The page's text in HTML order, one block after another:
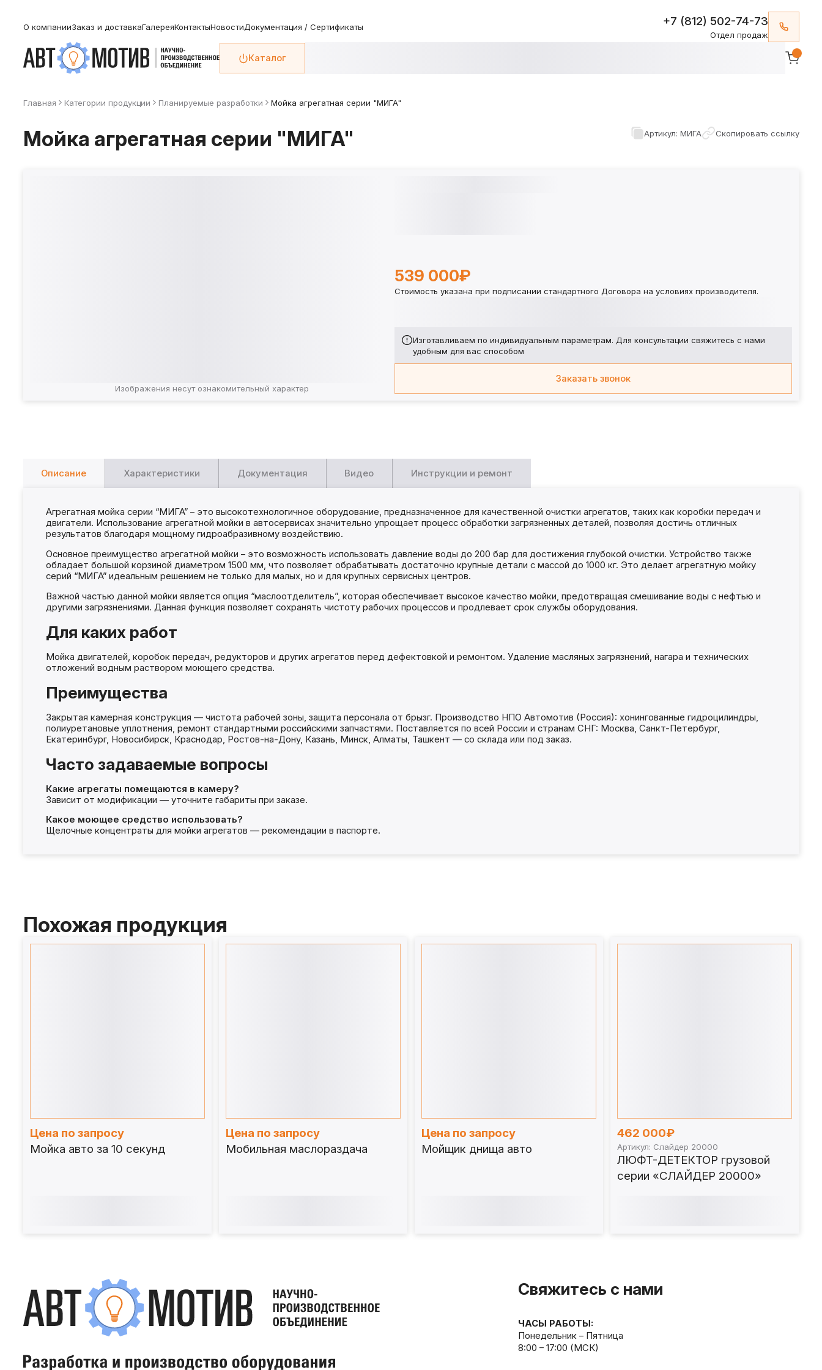
О компанииЗаказ и доставкаГалереяКонтактыНовостиДокументация / Сертификаты +7 (812) 502-74-73
Отдел продаж
Каталог
Главная Категории продукции Планируемые разработки Мойка агрегатная серии "МИГА"
Мойка агрегатная серии "МИГА" Артикул: МИГА Скопировать ссылку
Изображения несут ознакомительный характер
539 000₽
Стоимость указана при подписании стандартного Договора на условиях производителя.
Изготавливаем по индивидуальным параметрам. Для консультации свяжитесь с нами
удобным для вас способом
Заказать звонок
Описание Характеристики Документация Видео Инструкции и ремонт
Агрегатная мойка серии “МИГА” – это высокотехнологичное оборудование, предназначенное для качественной очистки агрегатов, таких как коробки передач и
двигатели. Использование агрегатной мойки в автосервисах значительно упрощает процесс обработки загрязненных деталей, позволяя достичь отличных
результатов благодаря мощному гидроабразивному воздействию.
Основное преимущество агрегатной мойки – это возможность использовать давление воды до 200 бар для достижения глубокой очистки. Устройство также
обладает большой корзиной диаметром 1500 мм, что позволяет обрабатывать достаточно крупные детали с массой до 1000 кг. Это делает агрегатную мойку
серий “МИГА” идеальным решением не только для малых, но и для крупных сервисных центров.
Важной частью данной мойки является опция “маслоотделитель”, которая обеспечивает высокое качество мойки, предотвращая смешивание воды с нефтью и
другими загрязнениями. Данная функция позволяет сохранять чистоту рабочих процессов и продлевает срок службы оборудования.
Для каких работ
Мойка двигателей, коробок передач, редукторов и других агрегатов перед дефектовкой и ремонтом. Удаление масляных загрязнений, нагара и технических
отложений водным раствором моющего средства.
Преимущества
Закрытая камерная конструкция — чистота рабочей зоны, защита персонала от брызг. Производство НПО Автомотив (Россия): хонингованные гидроцилиндры,
полиуретановые уплотнения, ремонт стандартными российскими запчастями. Поставляется по всей России и странам СНГ: Москва, Санкт-Петербург,
Екатеринбург, Новосибирск, Краснодар, Ростов-на-Дону, Казань, Минск, Алматы, Ташкент — со склада или под заказ.
Часто задаваемые вопросы
Какие агрегаты помещаются в камеру?
Зависит от модификации — уточните габариты при заказе.
Какое моющее средство использовать?
Щелочные концентраты для мойки агрегатов — рекомендации в паспорте.
Похожая продукция
Цена по запросу
Мойка авто за 10 секунд
Цена по запросу
Мобильная маслораздача
Цена по запросу
Мойщик днища авто
462 000₽
Артикул: Слайдер 20000
ЛЮФТ-ДЕТЕКТОР грузовой
серии «СЛАЙДЕР 20000»
Свяжитесь с нами
ЧАСЫ РАБОТЫ:
Понедельник – Пятница
8:00 – 17:00 (МСК)